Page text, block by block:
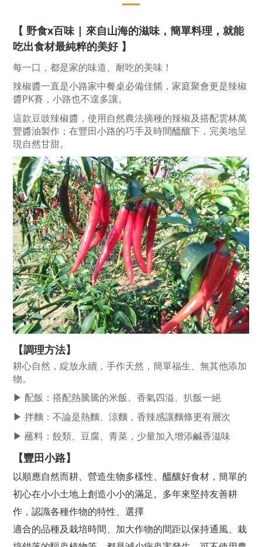
【 野食x百味 | 來自山海的滋味，簡單料理，就能
吃出食材最純粹的美好 】
每一口，都是家的味道、耐吃的美味！
辣椒醬一直是小路家中餐桌必備佳餚，家庭聚會更是辣椒
醬PK賽，小路也不遑多讓。
這款豆豉辣椒醬，使用自然農法摘種的辣椒及搭配雲林萬
豐醬油製作； 在豐田小路的巧手及時間醞釀下， 完美地呈
現自然甘甜。
【調理方法】
耕心自然，綻放永續，手作天然，簡單福生、無其他添加
物。
▶ 配飯：搭配熱騰騰的米飯、香氣四溢、扒飯一絕
▶ 拌麵：不論是熱麵、涼麵，香辣感讓麵條更有層次
▶ 蘸料：餃類、豆腐、青菜，少量加入增添鹹香滋味
【豐田小路】
以順應自然而耕、營造生物多樣性、醞釀好食材，簡單的
初心在小小土地上創造小小的滿足。 多年來堅持友善耕
作，認識各種作物的特性、選擇
適合的品種及栽培時間、加大作物的間距以保持通風、栽